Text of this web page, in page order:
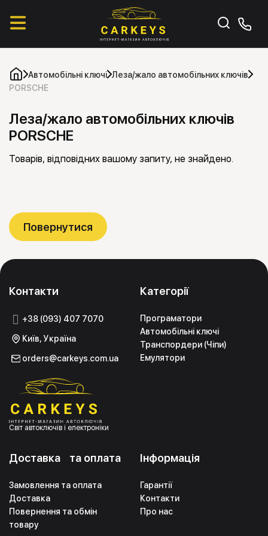
Автомобільні ключі Леза/жало автомобільних ключів
PORSCHE
Леза/жало автомобільних ключів
PORSCHE
Товарів, відповідних вашому запиту, не знайдено.
Контакти
+38 (093) 407 7070
Київ, Україна
orders@carkeys.com.ua
Світ автоключів і електроніки
Категорії
Програматори
Автомобільні ключі
Транспордери (Чіпи)
Емулятори
Інформація
Гарантії
Контакти
Про нас
Доставка та оплата
Замовлення та оплата
Доставка
Повернення та обмін
товару